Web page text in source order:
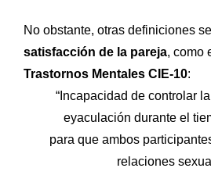
No obstante, otras definiciones
satisfacción de la pareja, como
Trastornos Mentales CIE-10:
“Incapacidad de controlar
eyaculación durante el
para que ambos
relaciones